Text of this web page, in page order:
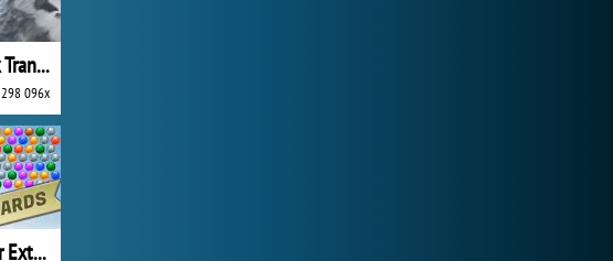
Mountain Truck Transport
298 096x
Bubble Shooter Extreme